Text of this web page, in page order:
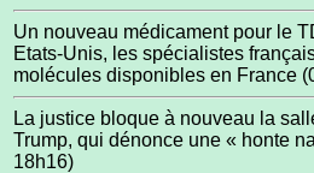
Un nouveau médicament pour le
Etats-Unis, les spécialistes
molécules disponibles en France
La justice bloque à nouveau la
Trump, qui dénonce une « honte
18h16)